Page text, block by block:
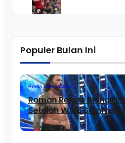
Populer Bulan Ini
Berita Internasional
Roman Reigns
Setelah WWE